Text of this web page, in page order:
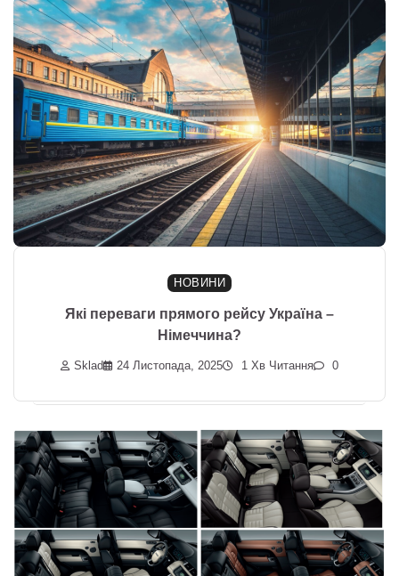
НОВИНИ
Які переваги прямого рейсу Україна –
Німеччина?
Sklad 24 Листопада, 2025 1 Хв Читання 0